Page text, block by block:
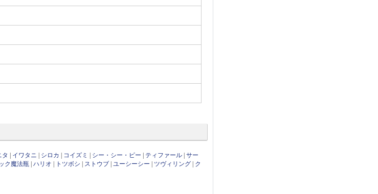
タ イワタニ シロカ コイズミ シー・シー・ピー ティファール |サー
ク魔法瓶 |ハリオ トツボシ ストウブ |ユーシーシー ツヴィリング
ク